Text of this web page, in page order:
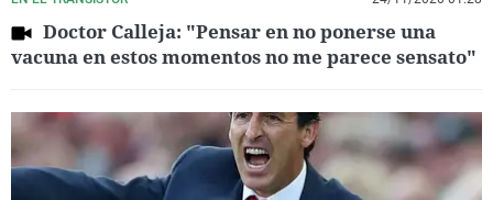
Doctor Calleja: "Pensar en no ponerse una
vacuna en estos momentos no me parece sensato"